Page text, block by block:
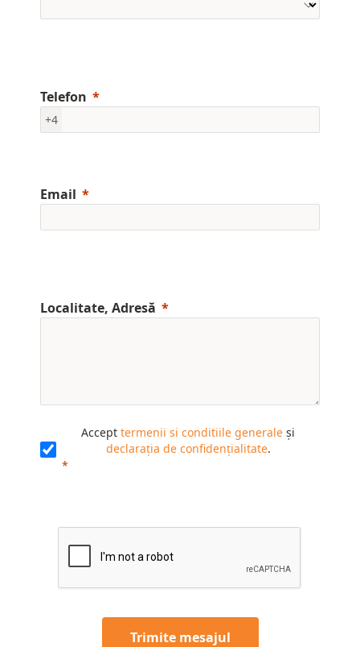
Telefon
+4
Email
Localitate, Adresă
Accept termenii si conditiile generale și
declarația de confidențialitate.
Trimite mesajul